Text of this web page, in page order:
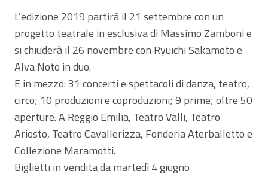
L’edizione 2019 partirà il 21 settembre con un
progetto teatrale in esclusiva di Massimo Zamboni e
si chiuderà il 26 novembre con Ryuichi Sakamoto e
Alva Noto in duo.
E in mezzo: 31 concerti e spettacoli di danza, teatro,
circo; 10 produzioni e coproduzioni; 9 prime; oltre 50
aperture. A Reggio Emilia, Teatro Valli, Teatro
Ariosto, Teatro Cavallerizza, Fonderia Aterballetto e
Collezione Maramotti.
Biglietti in vendita da martedì 4 giugno